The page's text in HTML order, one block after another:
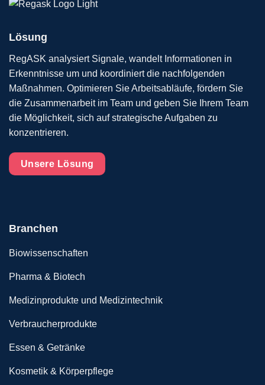
Lösung
RegASK analysiert Signale, wandelt Informationen in
Erkenntnisse um und koordiniert die nachfolgenden
Maßnahmen. Optimieren Sie Arbeitsabläufe, fördern Sie
die Zusammenarbeit im Team und geben Sie Ihrem Team
die Möglichkeit, sich auf strategische Aufgaben zu
konzentrieren.
Unsere Lösung
Branchen
Biowissenschaften
Pharma & Biotech
Medizinprodukte und Medizintechnik
Verbraucherprodukte
Essen & Getränke
Kosmetik & Körperpflege